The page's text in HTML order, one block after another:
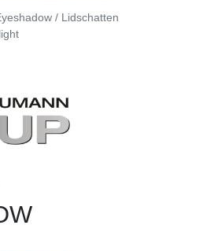
/ Lidschatten